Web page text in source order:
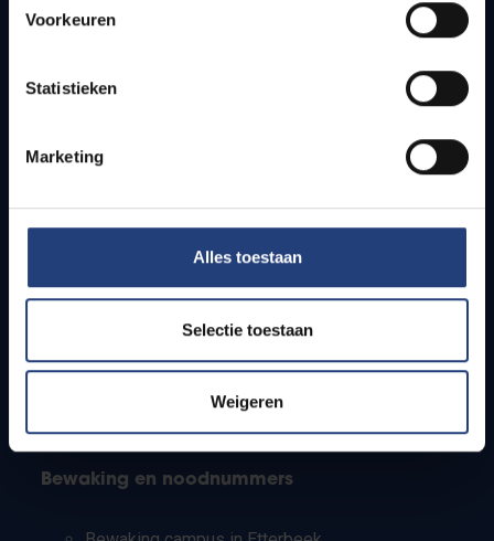
Voorkeuren
Statistieken
Marketing
Alles toestaan
Selectie toestaan
Weigeren
Bereikbaarheid
Studenten
PhD-studenten
Leerkrachten en secundaire scholen
Bewaking en noodnummers